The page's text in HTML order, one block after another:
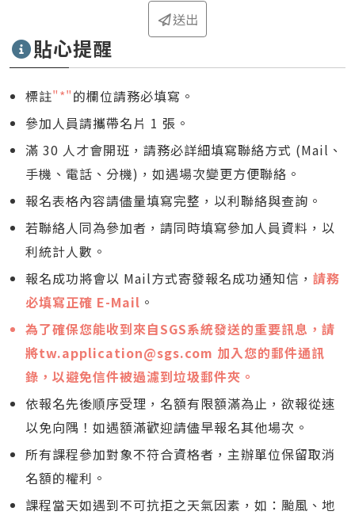
送出
貼心提醒
標註"*"的欄位請務必填寫。
參加人員請攜帶名片 1 張。
滿 30 人才會開班，請務必詳細填寫聯絡方式 (Mail、
手機、電話、分機)，如遇場次變更方便聯絡。
報名表格內容請儘量填寫完整，以利聯絡與查詢。
若聯絡人同為參加者，請同時填寫參加人員資料，以
利統計人數。
報名成功將會以 Mail方式寄發報名成功通知信， 請務
必填寫正確 E-Mail 。
為了確保您能收到來自SGS系統發送的重要訊息，請
將tw.application@sgs.com 加入您的郵件通訊
錄，以避免信件被過濾到垃圾郵件夾。
依報名先後順序受理，名額有限額滿為止，欲報從速
以免向隅！如遇額滿歡迎請儘早報名其他場次。
所有課程參加對象不符合資格者，主辦單位保留取消
名額的權利。
課程當天如遇到不可抗拒之天氣因素，如：颱風、地